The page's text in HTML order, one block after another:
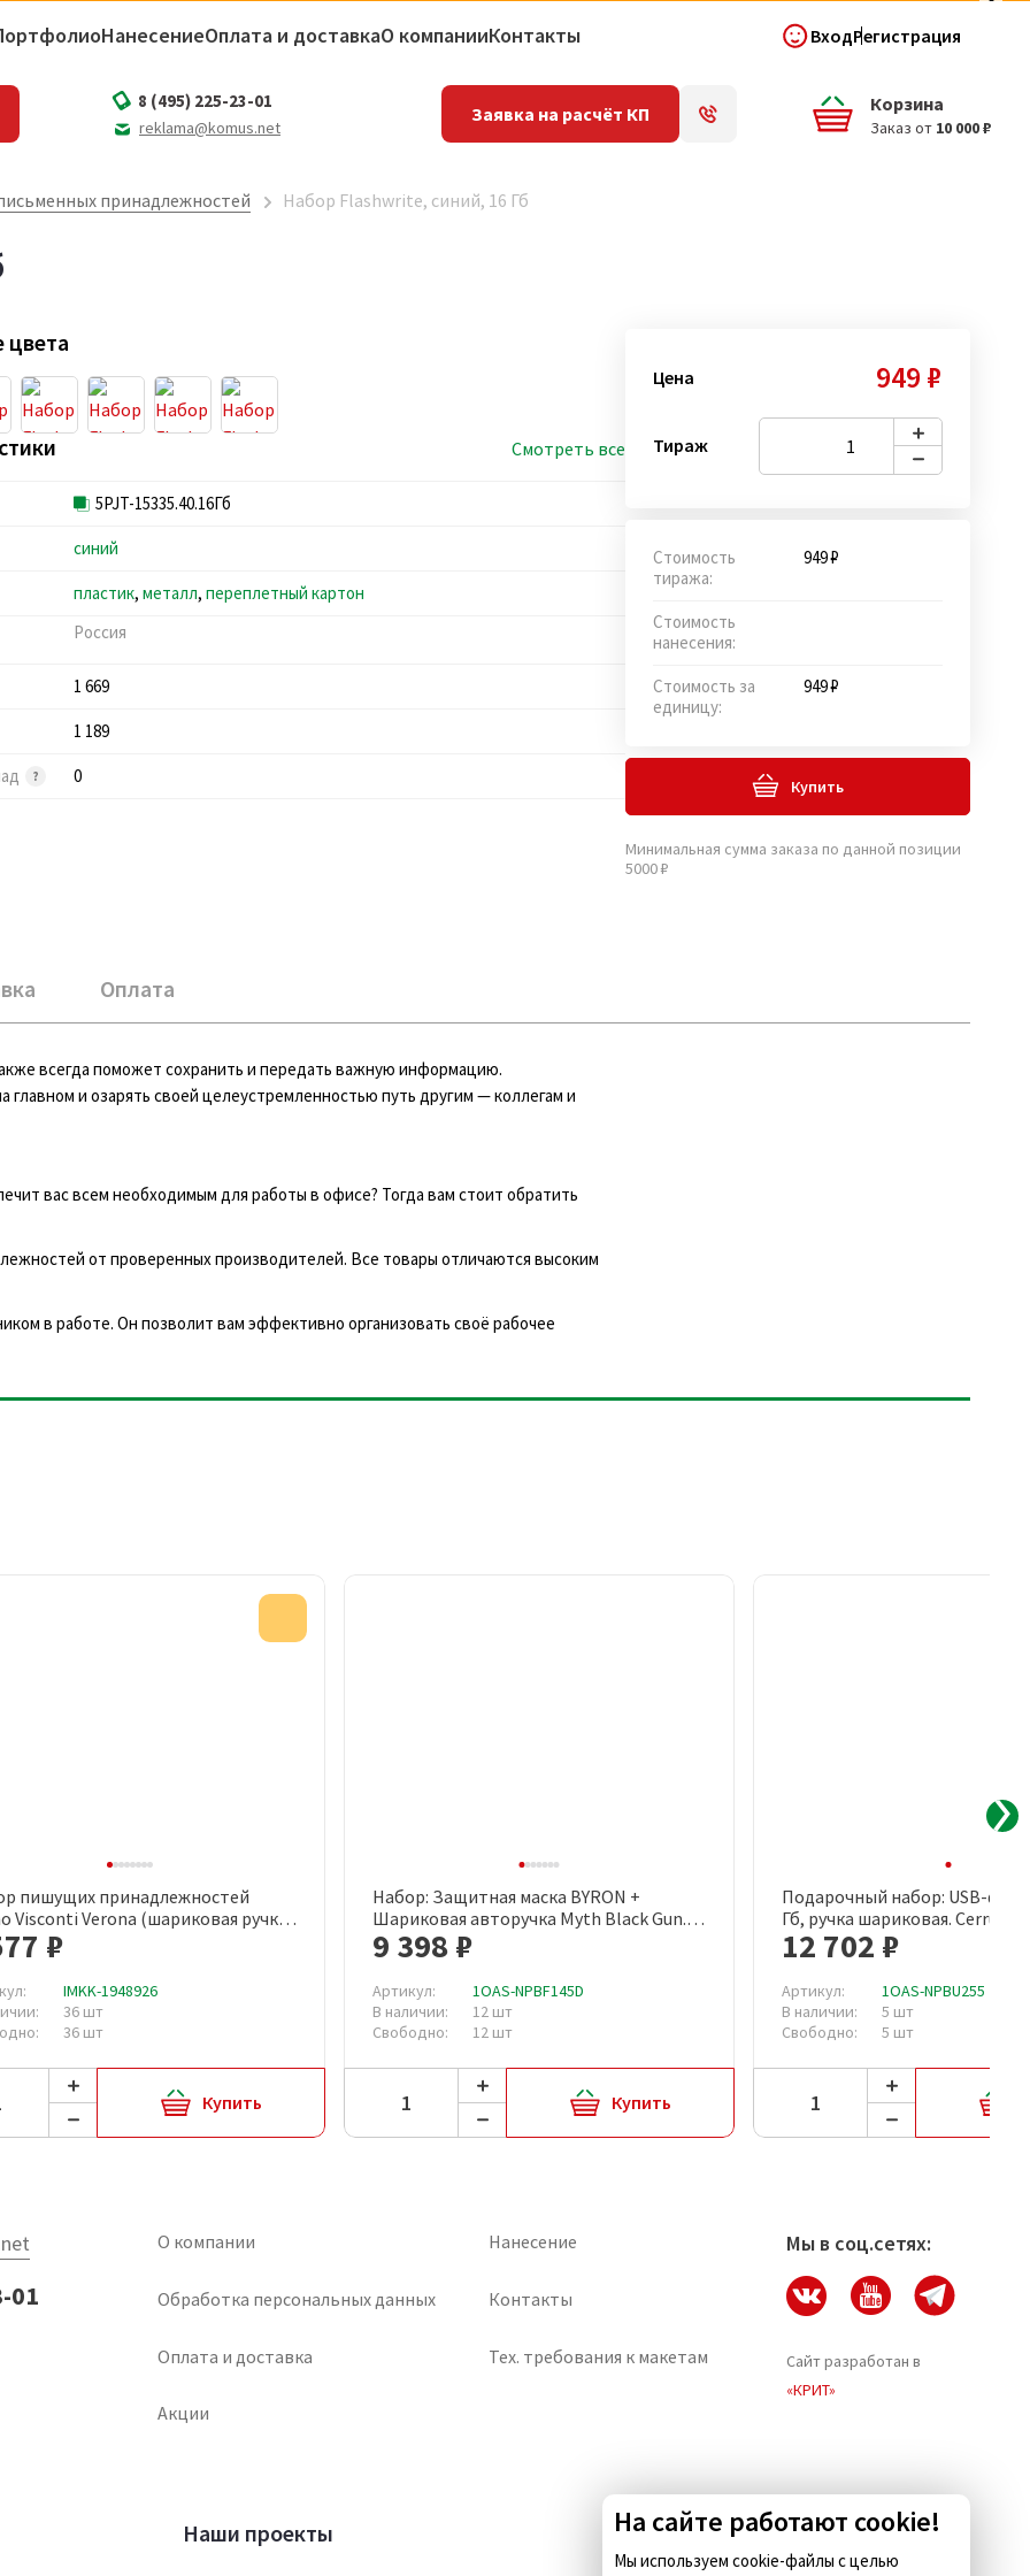
НанесениеОплата и доставкаО компанииКонтакты ВходРегистрация
Корзина
Заказ от 10 000 ₽
8 (495) 225-23-01
reklama@komus.net
Заявка на расчёт КП
принадлежностей Набор Flashwrite, синий, 16 Гб
цвета
Смотреть все
5PJT-15335.40.16Гб
синий
пластик, металл, переплетный картон
Россия
1 669
1 189
0
Цена 949 ₽
Тираж
Стоимость
тиража:
949 ₽
Стоимость
нанесения:
Стоимость за
единицу:
949 ₽
Купить
Минимальная сумма заказа по данной позиции
5000 ₽
Оплата
всегда поможет сохранить и передать важную информацию.
и озарять своей целеустремленностью путь другим — коллегам и
вас всем необходимым для работы в офисе? Тогда вам стоит обратить
от проверенных производителей. Все товары отличаются высоким
в работе. Он позволит вам эффективно организовать своё рабочее
Быстрый просмотр
пишущих принадлежностей
Visconti Verona (шариковая ручка,
футляр, артикул производителя
0216)
₽
IMKK-1948926
36 шт
36 шт
Купить
Быстрый просмотр
Набор: Защитная маска BYRON +
Шариковая авторучка Myth Black Gun.
Cerruti 1881
9 398 ₽
Артикул:
1OAS-NPBF145D
В наличии:
12 шт
Свободно:
12 шт
Купить
Быстрый просмотр
Подарочный набор: USB-
Гб, ручка шариковая. Cerruti
12 702 ₽
Артикул:
1OAS-NPBU255
В наличии:
5 шт
Свободно:
5 шт
01
О компании Нанесение
Обработка персональных данных Контакты
Оплата и доставка Тех. требования к макетам
Акции
Мы в соц.сетях:
Сайт разработан в
«КРИТ»
Наши проекты На сайте работают cookie!
Мы используем cookie-файлы с целью